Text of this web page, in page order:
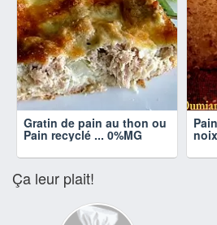
Gratin de pain au thon ou
Pain recyclé ... 0%MG noix
Ça leur plait!